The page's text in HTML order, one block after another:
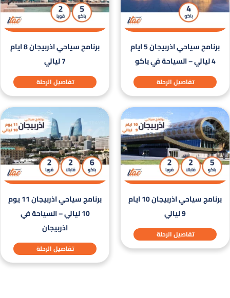
برنامج سياحي اذربيجان 5 ايام
تفاصيل الرحلة
برنامج سياحي اذربيجان 8 ايام
تفاصيل الرحلة
برنامج سياحي اذربيجان 10 ايام
تفاصيل الرحلة
برنامج سياحي اذربيجان 11 يوم
10 ليالي – السياحة في
اذربيجان
تفاصيل الرحلة